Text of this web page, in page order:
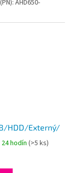
AHD650-
HDD/Externý/
hodín (>5 ks)